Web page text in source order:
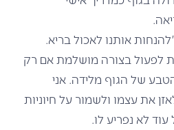
אותנו לאכול בריא.
לפעול בצורה מושלמת אם רק
של הגוף מלידה. אני
את עצמו ולשמור על חיוניות
לא נפריע לו.